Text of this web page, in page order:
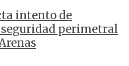
intento de
perimetral